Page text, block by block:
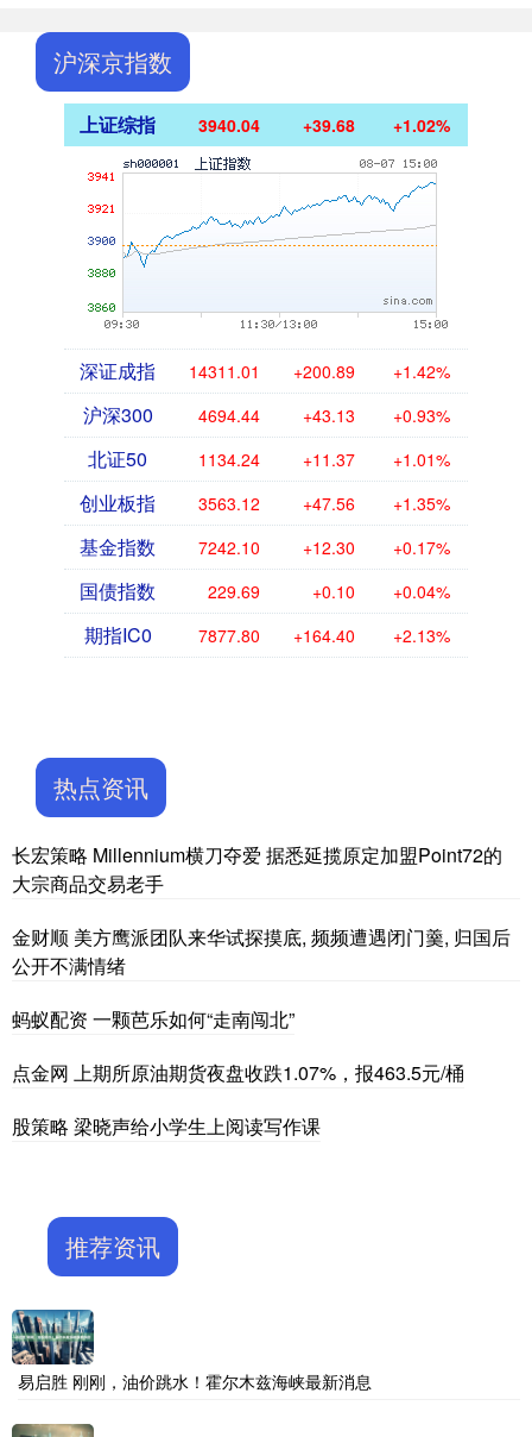
沪深京指数
上证综指 3940.04 +39.68 +1.02%
深证成指 14311.01 +200.89 +1.42%
沪深300 4694.44 +43.13 +0.93%
北证50 1134.24 +11.37 +1.01%
创业板指 3563.12 +47.56 +1.35%
基金指数 7242.10 +12.30 +0.17%
国债指数 229.69 +0.10 +0.04%
期指IC0 7877.80 +164.40 +2.13%
热点资讯
长宏策略 Millennium横刀夺爱 据悉延揽原定加盟Point72的
大宗商品交易老手
金财顺 美方鹰派团队来华试探摸底, 频频遭遇闭门羹, 归国后
公开不满情绪
蚂蚁配资 一颗芭乐如何“走南闯北”
点金网 上期所原油期货夜盘收跌1.07%，报463.5元/桶
股策略 梁晓声给小学生上阅读写作课
推荐资讯
易启胜 刚刚，油价跳水！霍尔木兹海峡最新消息